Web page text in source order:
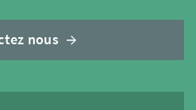
nous